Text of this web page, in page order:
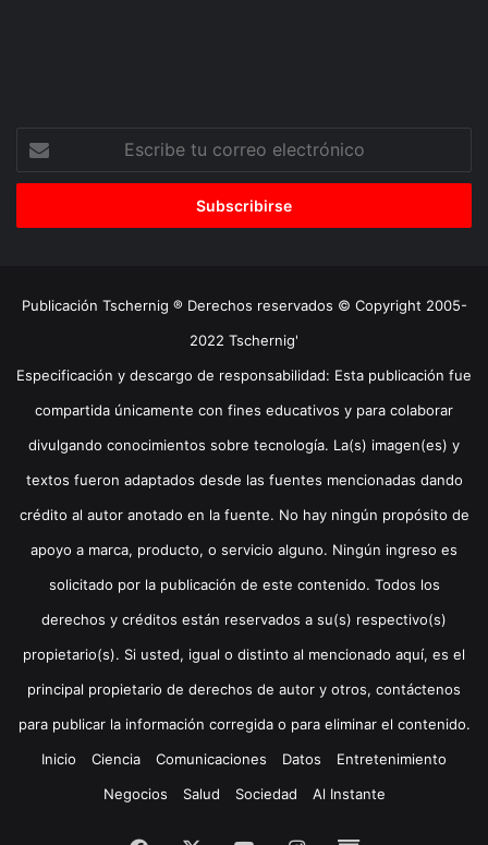
correo
Publicación Tschernig ® Derechos reservados © Copyright 2005-
2022 Tschernig'
Especificación y descargo de responsabilidad: Esta publicación fue
compartida únicamente con fines educativos y para colaborar
divulgando conocimientos sobre tecnología. La(s) imagen(es) y
textos fueron adaptados desde las fuentes mencionadas dando
crédito al autor anotado en la fuente. No hay ningún propósito de
apoyo a marca, producto, o servicio alguno. Ningún ingreso es
solicitado por la publicación de este contenido. Todos los
derechos y créditos están reservados a su(s) respectivo(s)
propietario(s). Si usted, igual o distinto al mencionado aquí, es el
principal propietario de derechos de autor y otros, contáctenos
para publicar la información corregida o para eliminar el contenido.
Inicio
Ciencia Comunicaciones Datos
Entretenimiento
Negocios
Salud Sociedad Al Instante